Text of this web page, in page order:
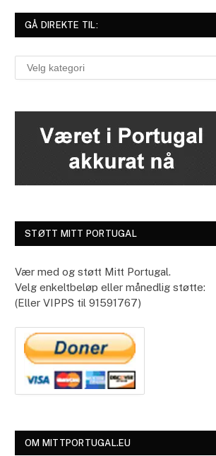
GÅ DIREKTE TIL:
direkte
STØTT MITT PORTUGAL
Vær med og støtt Mitt Portugal.
Velg enkeltbeløp eller månedlig støtte:
(Eller VIPPS til 91591767)
OM MITTPORTUGAL.EU